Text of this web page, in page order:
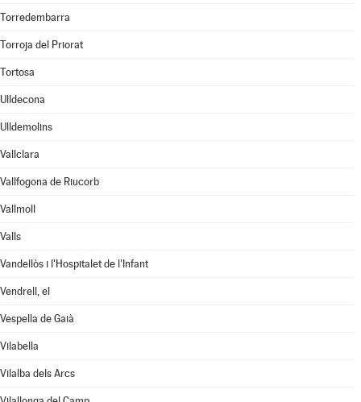
Torredembarra
Torroja del Priorat
Tortosa
Ulldecona
Ulldemolins
Vallclara
Vallfogona de Riucorb
Vallmoll
Valls
Vandellòs i l'Hospitalet de l'Infant
Vendrell, el
Vespella de Gaià
Vilabella
Vilalba dels Arcs